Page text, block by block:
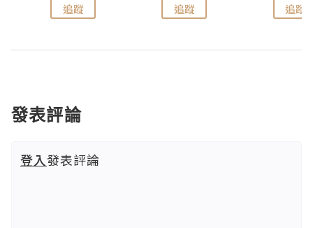
追蹤 追蹤 追蹤
發表評論
登入發表評論